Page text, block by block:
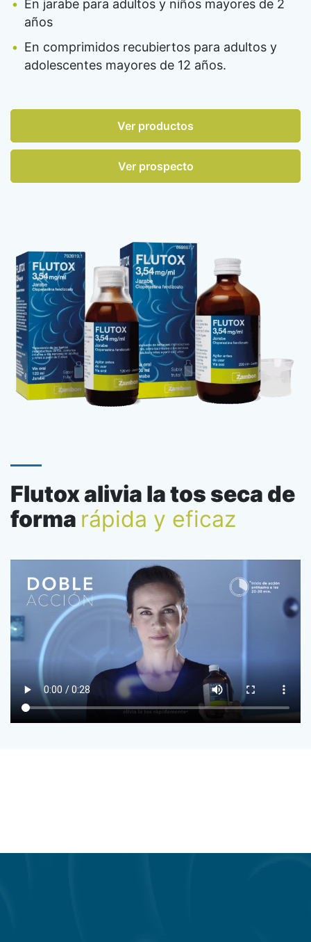
En jarabe para adultos y niños mayores de 2
años
En comprimidos recubiertos para adultos y
adolescentes mayores de 12 años.
Ver productos
Ver prospecto
Flutox alivia la tos seca de
forma rápida y eficaz